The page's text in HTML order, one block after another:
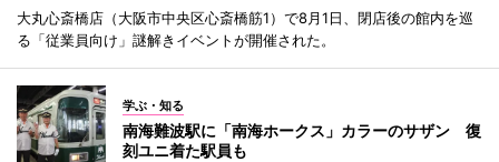
大丸心斎橋店（大阪市中央区心斎橋筋1）で8月1日、閉店後の館内を巡
る「従業員向け」謎解きイベントが開催された。
学ぶ・知る
南海難波駅に「南海ホークス」カラーのサザン 復
刻ユニ着た駅員も